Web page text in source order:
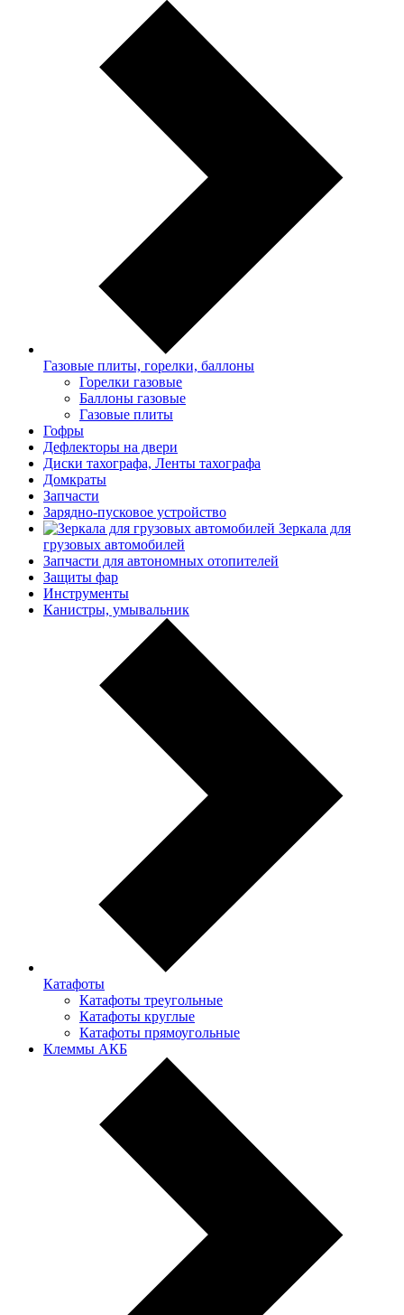
Газовые плиты, горелки, баллоны
Горелки газовые
Баллоны газовые
Газовые плиты
Гофры
Дефлекторы на двери
Диски тахографа, Ленты тахографа
Домкраты
Запчасти
Зарядно-пусковое устройство
Зеркала для
грузовых автомобилей
Запчасти для автономных отопителей
Защиты фар
Инструменты
Канистры, умывальник
Катафоты
Катафоты треугольные
Катафоты круглые
Катафоты прямоугольные
Клеммы АКБ